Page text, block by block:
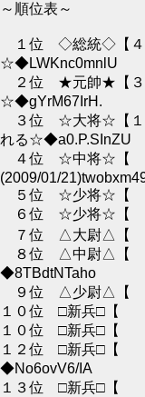
～順位表～
１位 ◇総統◇【４２
☆◆LWKnc0mnlU
２位 ★元帥★【３
☆◆gYrM67IrH.
３位 ☆大将☆【１３
れる☆◆a0.P.SInZU
４位 ☆中将☆【 ９
(2009/01/
５位 ☆少将☆【 ８
６位 ☆少将☆【 ６
７位 △大尉△【 １
８位 △中尉△【
◆8TBdtNTaho
９位 △少尉△【 ５
１０位 □新兵□【
１０位 □新兵□【
１２位 □新兵□【
◆No6ovV6/IA
１３位 □新兵□【